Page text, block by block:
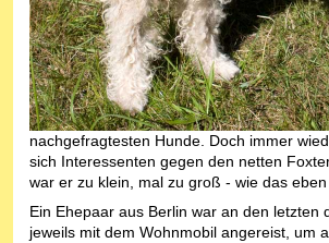
nachgefragtesten Hunde. Doch immer
sich Interessenten gegen den netten
war er zu klein, mal zu groß - wie das eben
Ein Ehepaar aus Berlin war an den letzten
jeweils mit dem Wohnmobil angereist, um